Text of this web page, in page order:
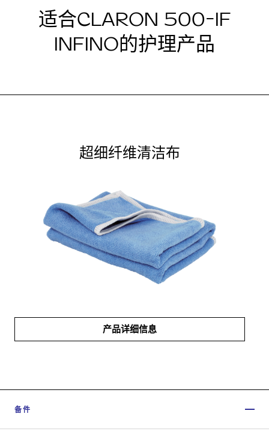
适合CLARON 500-IF
INFINO的护理产品
超细纤维清洁布
产品详细信息
备件